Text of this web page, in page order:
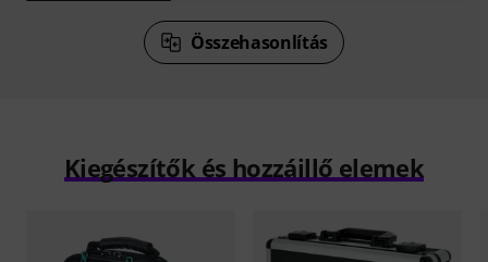
Összehasonlítás
Kiegészítők és hozzáillő elemek